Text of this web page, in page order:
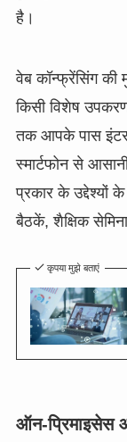
है।
वेब कॉन्फ्रेंसिंग
किसी विशेष
तक आपके पास
स्मार्टफोन से
प्रकार के उद्देश्यों
बैठकें, शैक्षिक
कृपया मुझे बताएं
ऑन-प्रिमाइसेस